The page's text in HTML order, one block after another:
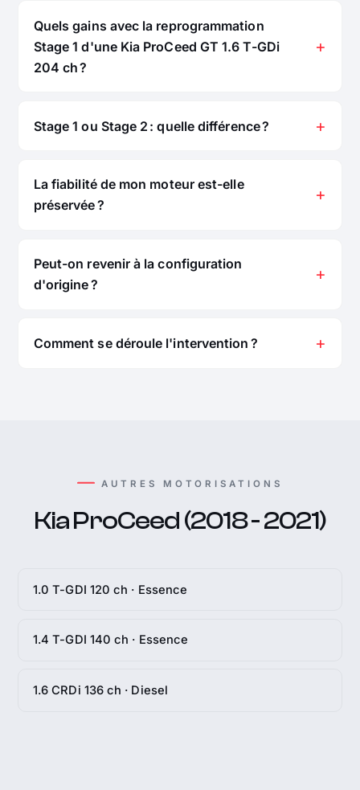
Quels gains avec la reprogrammation
Stage 1 d'une Kia ProCeed GT 1.6 T-GDi
204 ch ?
Stage 1 ou Stage 2 : quelle différence ?
La fiabilité de mon moteur est-elle
préservée ?
Peut-on revenir à la configuration
d'origine ?
Comment se déroule l'intervention ?
AUTRES MOTORISATIONS
Kia ProCeed (2018 - 2021)
1.0 T-GDI 120 ch · Essence
1.4 T-GDI 140 ch · Essence
1.6 CRDi 136 ch · Diesel